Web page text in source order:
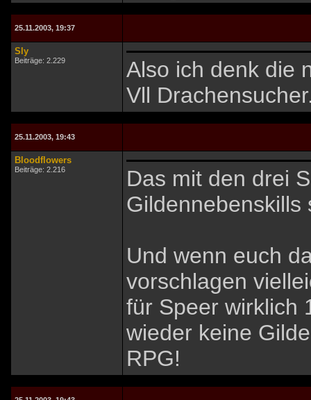
25.11.2003, 19:37
Sly
Beiträge: 2.229
Also ich denk die
Vll
25.11.2003, 19:43
Bloodflowers
Beiträge: 2.216
Das mit den drei
Gildennebenskills
Und wenn euch
vorschlagen
für Speer wirklich
wieder keine
RPG!